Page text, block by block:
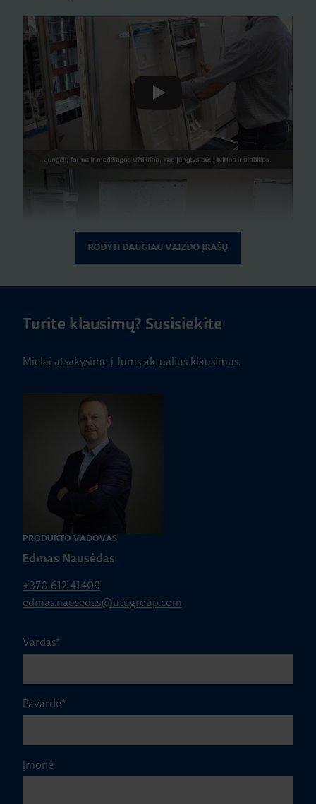
Play
Play
RODYTI DAUGIAU VAIZDO ĮRAŠŲ
Turite klausimų? Susisiekite
Mielai atsakysime į Jums aktualius klausimus.
PRODUKTO VADOVAS
Edmas Nausėdas
+370 612 41409
edmas.nausedas@utugroup.com
Vardas*
Pavardė*
Įmonė